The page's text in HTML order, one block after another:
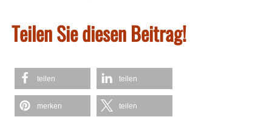
Teilen Sie diesen Beitrag!
teilen teilen
merken teilen